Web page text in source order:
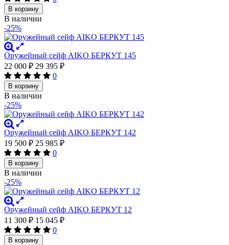
В корзину
В наличии
-25%
Оружейный сейф AIKO БЕРКУТ 145
22 000 ₽ 29 395 ₽
0
В корзину
В наличии
-25%
Оружейный сейф AIKO БЕРКУТ 142
19 500 ₽ 25 985 ₽
0
В корзину
В наличии
-25%
Оружейный сейф AIKO БЕРКУТ 12
11 300 ₽ 15 045 ₽
0
В корзину